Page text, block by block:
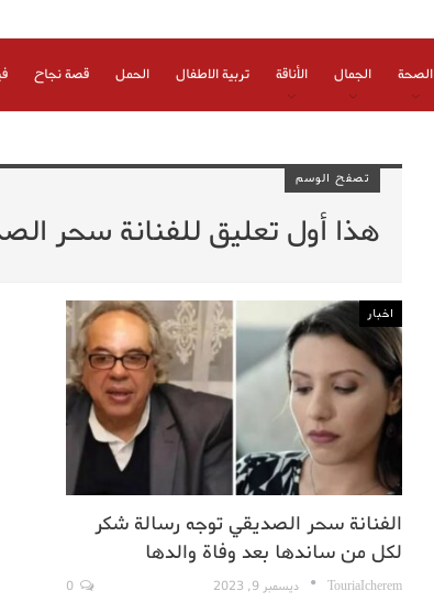
الصحة الجمال الأناقة تربية الاطفال الحمل قصة نجاح
تصفح الوسم
هذا أول تعليق للفنانة سحر
اخبار
الفنانة سحر الصديقي توجه رسالة شكر
لكل من ساندها بعد وفاة والدها
TouriaIcherem ديسمبر 9, 2023